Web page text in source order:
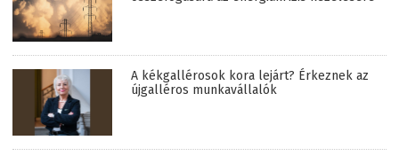
A kékgallérosok kora lejárt? Érkeznek az
újgalléros munkavállalók